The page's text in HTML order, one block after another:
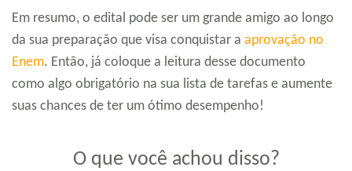
Em resumo, o edital pode ser um grande amigo ao longo
da sua preparação que visa conquistar a aprovação no
Enem. Então, já coloque a leitura desse documento
como algo obrigatório na sua lista de tarefas e aumente
suas chances de ter um ótimo desempenho!
O que você achou disso?